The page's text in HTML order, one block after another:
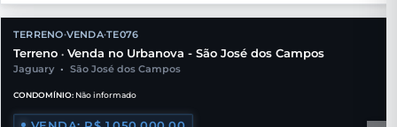
TERRENO•VENDA•TE076
Terreno • Venda no Urbanova - São José dos Campos
Jaguary • São José dos Campos
CONDOMÍNIO: Não informado